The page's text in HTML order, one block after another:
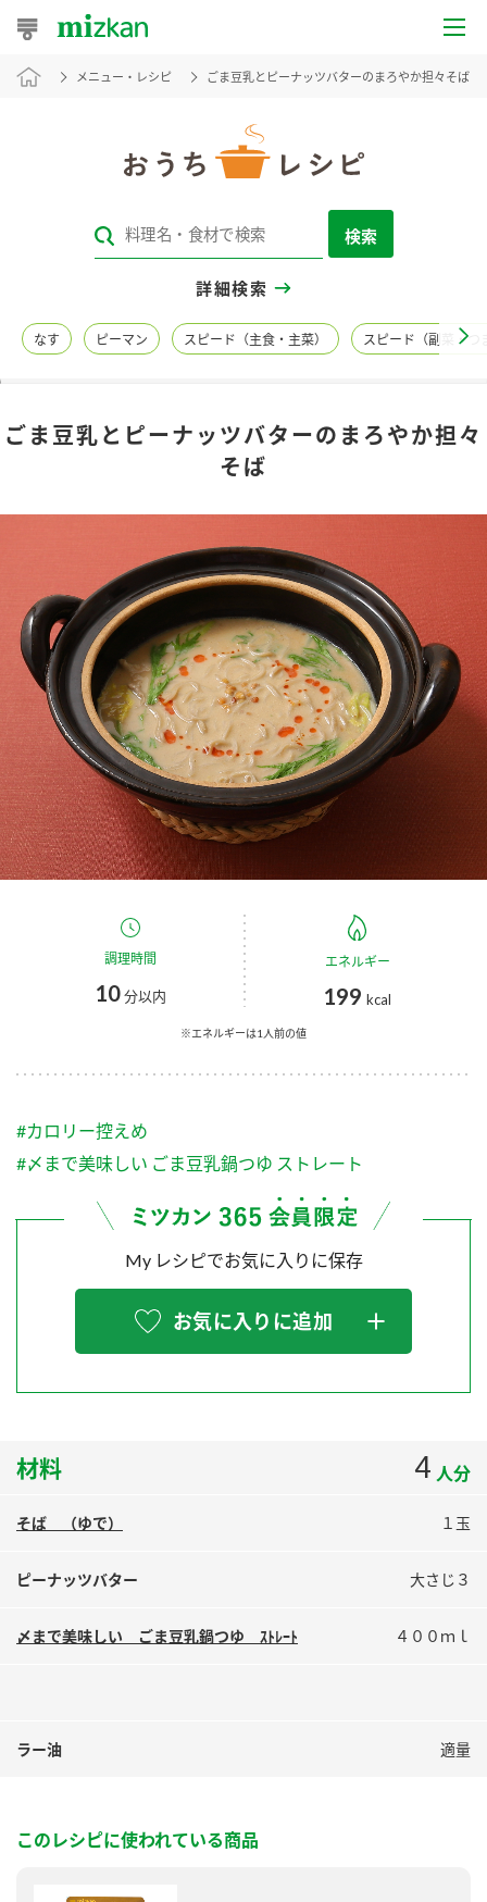
おうちレシピ
レシピカテゴリ一覧
レシピ名特集
商品情報
調味酢
お酢ドリンク ぽん酢
みりん風・料理酒 鍋用調味料
つゆ
スープ
キャンペーン情報
ブランド・スペシャルサイト
ブランド・スペシャルサイト トップ
商品ブランドサイト
Fibee（ファイビー）
くらしプラ酢
カンタン酢
かおりの蔵
納豆のサイト
PIN印
三ツ判山吹
スペシャルサイト
お酢を知ろう！
すしラボ
ぽん酢サワー
鍋奉行マニュアル
ミツカンのCM
人気商品 ＋ おすすめレシピ
企業情報
国内事業概要
ミツカングループについて
企業理念
ミツカンを知る
環境への取り組み
ZENB initiative
各部門が大切にしていること
お客様相談センター
お客様の声をいかしました
販売終了製品のご案内
よくあるご質問
地図から取り扱い店舗を探す
業務用サイト 製造所固有記号一覧
メニュー・レシピ ごま豆乳とピーナッツバターのまろやか担々そば
検索
詳細検索
なす ピーマン スピード（主食・主菜） スピード（副菜・つ
ごま豆乳とピーナッツバターのまろやか担々
そば
調理時間
10分以内
エネルギー
199 kcal
※エネルギーは1人前の値
#カロリー控えめ
#〆まで美味しい ごま豆乳鍋つゆ ストレート
My レシピでお気に入りに保存
お気に入りに追加
材料 4 人分
そば （ゆで） １玉
ピーナッツバター 大さじ３
〆まで美味しい ごま豆乳鍋つゆ ｽﾄﾚｰﾄ ４００ｍｌ
ラー油 適量
このレシピに使われている商品